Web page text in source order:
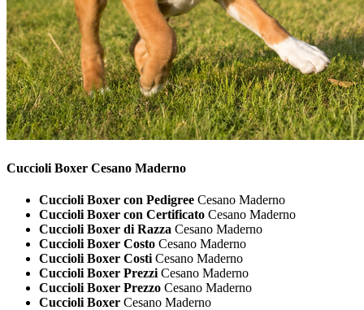
Cuccioli Boxer Cesano Maderno
Cuccioli Boxer con Pedigree Cesano Maderno
Cuccioli Boxer con Certificato Cesano Maderno
Cuccioli Boxer di Razza Cesano Maderno
Cuccioli Boxer Costo Cesano Maderno
Cuccioli Boxer Costi Cesano Maderno
Cuccioli Boxer Prezzi Cesano Maderno
Cuccioli Boxer Prezzo Cesano Maderno
Cuccioli Boxer Cesano Maderno